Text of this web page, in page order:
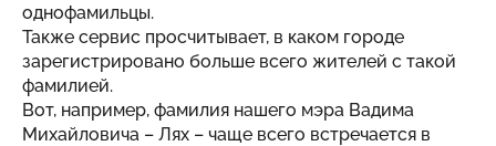
однофамильцы.
Также сервис просчитывает, в каком городе
зарегистрировано больше всего жителей с такой
фамилией.
Вот, например, фамилия нашего мэра Вадима
Михайловича – Лях – чаще всего встречается в